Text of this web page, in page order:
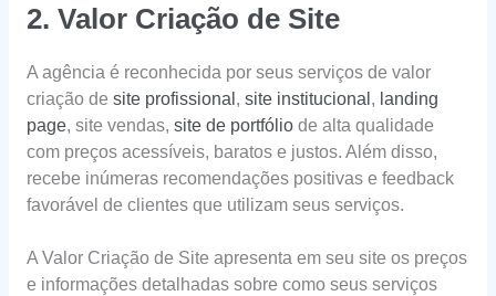
2. Valor Criação de Site
A agência é reconhecida por seus serviços de valor
criação de site profissional , site institucional , landing
page, site vendas, site de portfóliode alta qualidade
com preços acessíveis, baratos e justos. Além disso,
recebe inúmeras recomendações positivas e feedback
favorável de clientes que utilizam seus serviços.
A Valor Criação de Site apresenta em seu site os preços
e informações detalhadas sobre como seus serviços